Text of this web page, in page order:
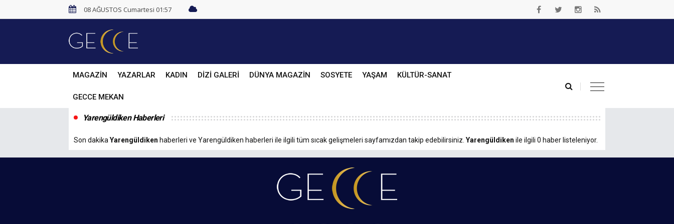
08 AĞUSTOS Cumartesi 01:57
MAGAZİN YAZARLAR KADIN DİZİ GALERİ DÜNYA MAGAZİN SOSYETE YAŞAM KÜLTÜR-SANAT
GECCE MEKAN
Yarengüldiken Haberleri
Son dakika Yarengüldiken haberleri ve Yarengüldiken haberleri ile ilgili tüm sıcak gelişmeleri sayfamızdan takip edebilirsiniz. Yarengüldiken ile ilgili 0 haber listeleniyor.